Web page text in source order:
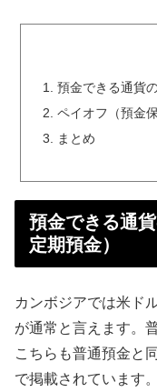
預金できる通貨
ペイオフ（預金
まとめ
預金できる通
定期預金）
カンボジアでは米ド
が通常と言えます。
こちらも普通預金と
で掲載されています。